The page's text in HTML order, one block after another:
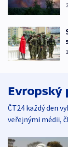
Evropský
ČT24 každý den
veřejnými médii,